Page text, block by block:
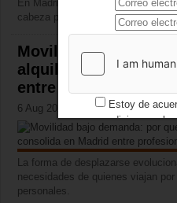
En Madrid, retirar materiales con
cabeza para el bolsillo.
Movilidad bajo
alquiler de coches
entre profesionales y
6 Aug 2026 | 16:32 pm
La forma de desplazarse
necesidades de quienes viajan
personales.
Estoy de
condicionesy